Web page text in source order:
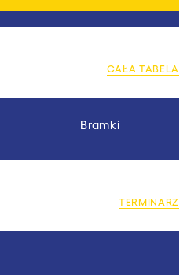
CAŁA TABELA
Bramki
TERMINARZ